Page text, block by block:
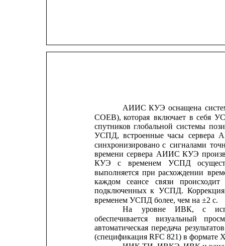
АИИС КУЭ оснащена
СОЕВ), которая включает в себя
спутников глобальной системы
УСПД, встроенные часы сервера
синхронизировано с сигналами
времени сервера АИИС КУЭ
КУЭ
с временем УСПД
выполняется при расхождении
каждом
сеансе связи
происходит
подключенных к УСПД. Коррекция
временем УСПД более, чем на ±2 с.
На
уровне ИВК, с
обеспечивается
визуальный
автоматическая передача результатов
(спецификация RFC 821) в формате